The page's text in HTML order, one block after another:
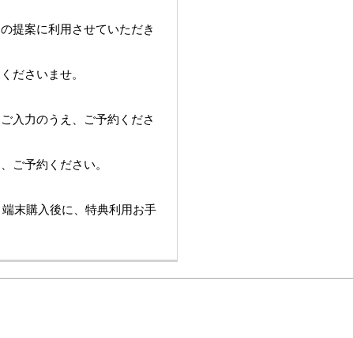
提案に利用させていただき
ださいませ。
入力のうえ、ご予約くださ
ご予約ください。
末購入後に、特典利用お手